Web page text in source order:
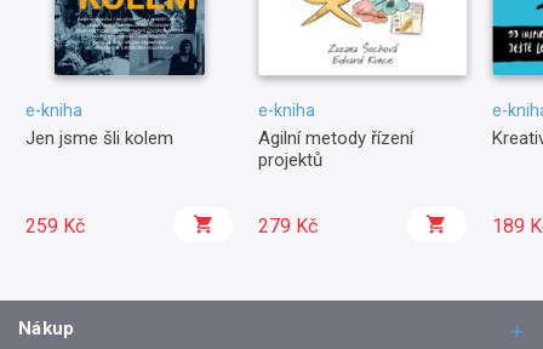
e-kniha
Jen jsme šli kolem
259 Kč
e-kniha
Agilní metody řízení
projektů
279 Kč
e-
189
Nákup